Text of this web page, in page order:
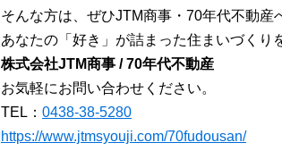
そんな方は、ぜひJTM商事・70年代不動産
あなたの「好き」が詰まった住まいづくり
株式会社JTM商事 / 70年代不動産
お気軽にお問い合わせください。
TEL： 0438-38-5280
https://www.jtmsyouji.com/70fudousan/